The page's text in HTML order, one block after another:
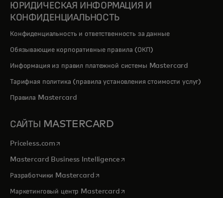
ЮРИДИЧЕСКАЯ ИНФОРМАЦИЯ И
КОНФИДЕНЦИАЛЬНОСТЬ
Конфиденциальность и ответственность за данные
Обязывающие корпоративные правила (ОКП)
Информация из правил платежной системы Mastercard
Тарифная политика (правила установления стоимости услуг)
Правила Mastercard
САЙТЫ MASTERCARD
Priceless.com opens in a new tab
Mastercard Business Intelligenceopens in a new tab
Разработчики Mastercardopens in a new tab
Маркетинговый центр Mastercardopens in a new tab